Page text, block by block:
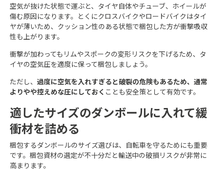
空気が抜けた状態で運ぶと、タイヤ自体やチューブ、ホイールが
傷む原因になります。とくにクロスバイクやロードバイクはタイ
ヤが薄いため、クッション性のある状態で梱包した方が衝撃吸収
性も上がります。​
衝撃が加わってもリムやスポークの変形リスクを下げるため、タ
イヤの空気圧を適度に保って梱包しましょう。
ただし、 過度に空気を入れすぎると破裂の危険もあるため、通常
よりやや控えめな圧にしておく ことも安全策として有効です。
適したサイズのダンボールに入れて緩
衝材を詰める
梱包するダンボールのサイズ選びは、自転車を守るためにも重要
です。梱包資材の選定が不十分だと輸送中の破損リスクが非常に
高まります。